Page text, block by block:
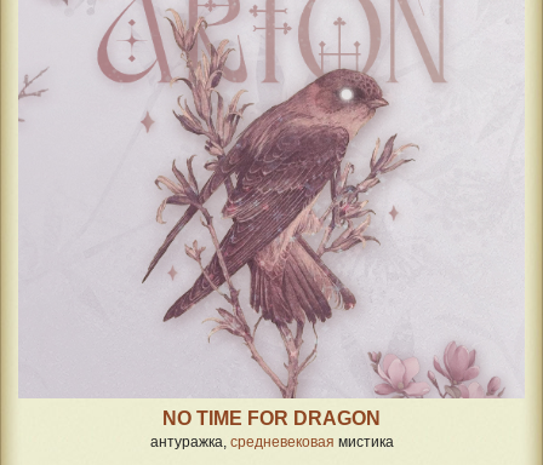
NO TIME FOR DRAGON
антуражка, средневековая мистика